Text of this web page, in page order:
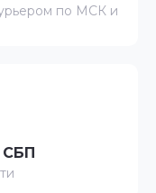
по МСК и
СБП